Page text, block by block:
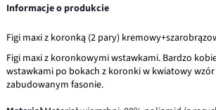
Informacje o produkcie
Figi maxi z koronką (2 pary)
Figi maxi z koronkowymi wstawkami. Bardzo
wstawkami po bokach z koronki w kwiatowy
zabudowanym fasonie.